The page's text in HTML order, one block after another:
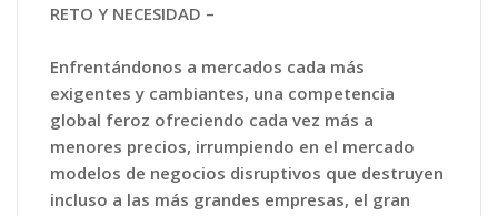
RETO Y NECESIDAD –
Enfrentándonos a mercados cada más
exigentes y cambiantes, una competencia
global feroz ofreciendo cada vez más a
menores precios, irrumpiendo en el mercado
modelos de negocios disruptivos que destruyen
incluso a las más grandes empresas, el gran